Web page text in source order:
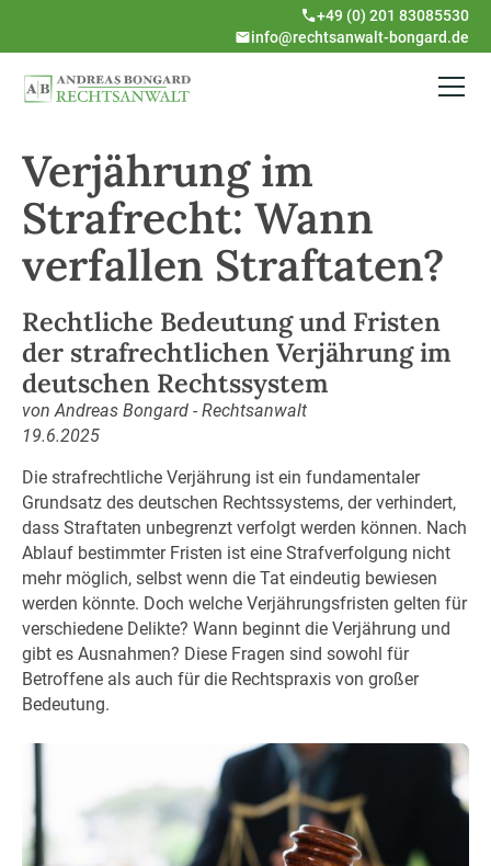
+49 (0) 201 83085530
info@rechtsanwalt-bongard.de
Verjährung im
Strafrecht: Wann
verfallen Straftaten?
Rechtliche Bedeutung und Fristen
der strafrechtlichen Verjährung im
deutschen Rechtssystem
von Andreas Bongard - Rechtsanwalt
19.6.2025
Die strafrechtliche Verjährung ist ein fundamentaler
Grundsatz des deutschen Rechtssystems, der verhindert,
dass Straftaten unbegrenzt verfolgt werden können. Nach
Ablauf bestimmter Fristen ist eine Strafverfolgung nicht
mehr möglich, selbst wenn die Tat eindeutig bewiesen
werden könnte. Doch welche Verjährungsfristen gelten für
verschiedene Delikte? Wann beginnt die Verjährung und
gibt es Ausnahmen? Diese Fragen sind sowohl für
Betroffene als auch für die Rechtspraxis von großer
Bedeutung.